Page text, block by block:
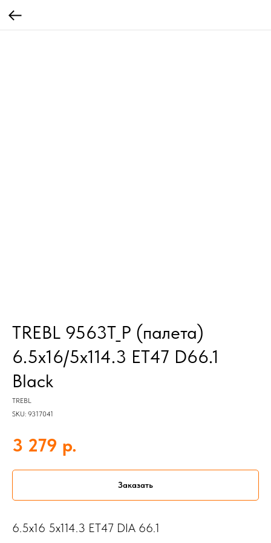
TREBL 9563T_P (палета)
6.5x16/5x114.3 ET47 D66.1
Black
TREBL
SKU: 9317041
3 279 р.
Заказать
6.5x16 5x114.3 ET47 DIA 66.1